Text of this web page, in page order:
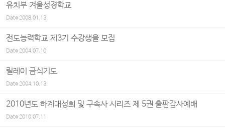
유치부 겨울성경학교
Date2008.01.13
전도능력학교 제3기 수강생을 모집
Date2004.07.10
릴레이 금식기도
Date2004.10.13
2010년도 하계대성회 및 구속사 시리즈 제 5권 출판감사예배
Date2010.07.11